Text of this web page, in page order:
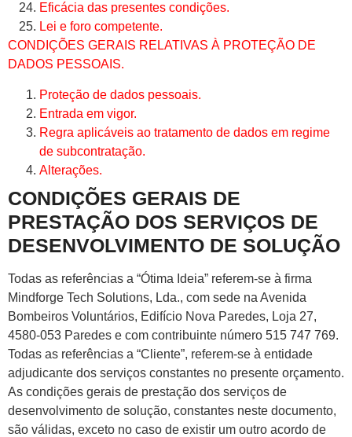
Eficácia das presentes condições.
Lei e foro competente.
CONDIÇÕES GERAIS RELATIVAS À PROTEÇÃO DE
DADOS PESSOAIS.
Proteção de dados pessoais.
Entrada em vigor.
Regra aplicáveis ao tratamento de dados em regime
de subcontratação.
Alterações.
CONDIÇÕES GERAIS DE
PRESTAÇÃO DOS SERVIÇOS DE
DESENVOLVIMENTO DE SOLUÇÃO
Todas as referências a “Ótima Ideia” referem-se à firma
Mindforge Tech Solutions, Lda., com sede na Avenida
Bombeiros Voluntários, Edifício Nova Paredes, Loja 27,
4580-053 Paredes e com contribuinte número 515 747 769.
Todas as referências a “Cliente”, referem-se à entidade
adjudicante dos serviços constantes no presente orçamento.
As condições gerais de prestação dos serviços de
desenvolvimento de solução, constantes neste documento,
são válidas, exceto no caso de existir um outro acordo de